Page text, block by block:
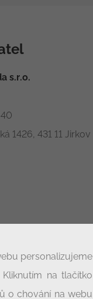
s.r.o.
1426, 431 11 Jirkov
personalizujeme
na tlačítko
o chování na webu